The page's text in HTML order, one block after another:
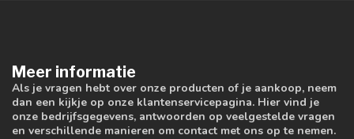
Meer informatie
Als je vragen hebt over onze producten of je aankoop, neem
dan een kijkje op onze klantenservicepagina. Hier vind je
onze bedrijfsgegevens, antwoorden op veelgestelde vragen
en verschillende manieren om contact met ons op te nemen.